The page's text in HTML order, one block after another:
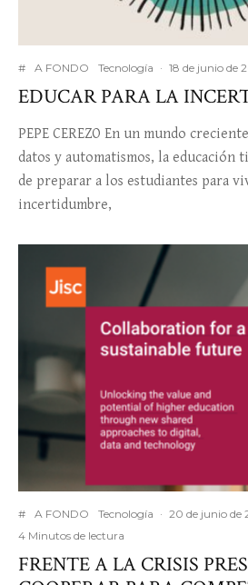
# A FONDO Tecnología · 18 de junio de
EDUCAR PARA LA
PEPE CEREZO En un mundo
datos y automatismos, la educación
de preparar a los estudiantes para
incertidumbre,
# A FONDO Tecnología · 20 de junio de
4 Minutos de lectura
FRENTE A LA CRISIS